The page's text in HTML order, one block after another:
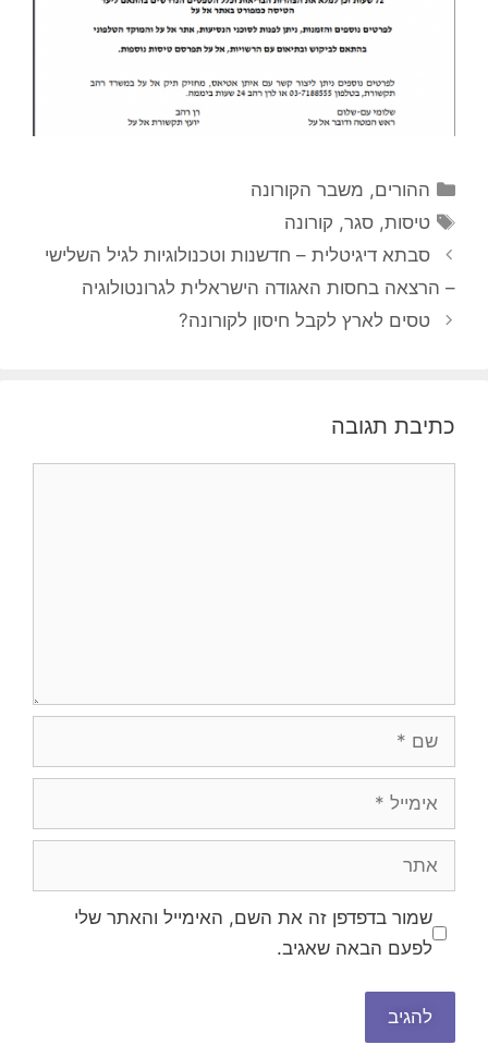
קטגוריות
ההורים, משבר הקורונה
תגיות
טיסות,סגר, קורונה
סבתא דיגיטלית – חדשנות וטכנולוגיות לגיל השלישי
– הרצאה בחסות האגודה הישראלית לגרונטולוגיה
טסים לארץ לקבל חיסון לקורונה?
כתיבת תגובה
שמור בדפדפן זה את השם, האימייל והאתר שלי
לפעם הבאה שאגיב.